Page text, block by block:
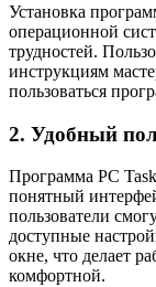
Установка
операционной
трудностей.
инструкциям
пользоваться
2. Удобный
Программа PC
понятный
пользователи
доступные
окне, что делает
комфортной.